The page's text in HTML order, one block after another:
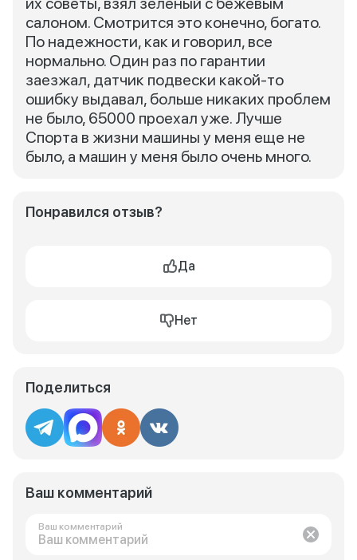
салоном. Смотрится это конечно, богато.
По надежности, как и говорил, все
нормально. Один раз по гарантии
заезжал, датчик подвески какой-то
ошибку выдавал, больше никаких проблем
не было, 65000 проехал уже. Лучше
Спорта в жизни машины у меня еще не
было, а машин у меня было очень много.
Понравился отзыв?
Да
Нет
Поделиться
Ваш комментарий
Ваш комментарий